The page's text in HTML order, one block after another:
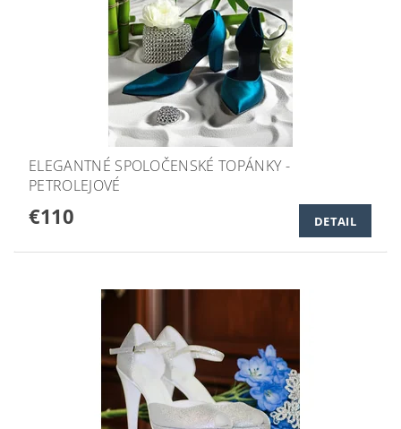
ELEGANTNÉ SPOLOČENSKÉ TOPÁNKY -
PETROLEJOVÉ
€110 DETAIL